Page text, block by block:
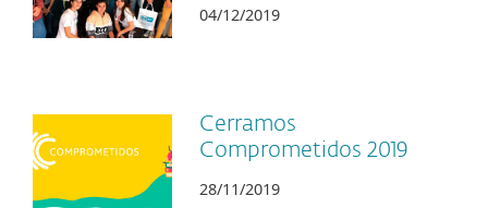
04/12/2019
Cerramos
Comprometidos 2019
28/11/2019